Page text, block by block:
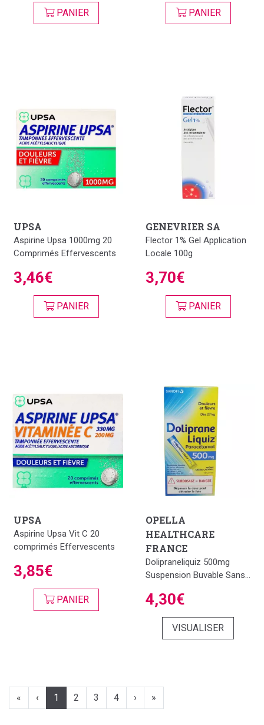
PANIER PANIER
UPSA
Aspirine Upsa 1000mg 20
Comprimés Effervescents
3,46€
PANIER
GENEVRIER SA
Flector 1% Gel Application
Locale 100g
3,70€
PANIER
UPSA
Aspirine Upsa Vit C 20
comprimés Effervescents
3,85€
PANIER
OPELLA
HEALTHCARE
FRANCE
Dolipraneliquiz 500mg
Suspension Buvable Sans...
4,30€
VISUALISER
« ‹ 1 2 3 4 › »